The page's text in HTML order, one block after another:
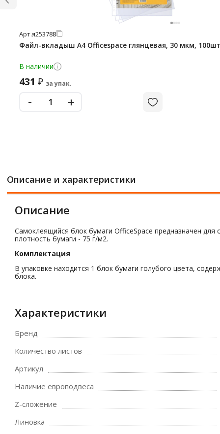
Арт.я253788
Файл-вкладыш А4 Officespace глянцевая, 30 мкм,
В наличии
431 ₽ за упак.
- +
Описание и характеристики
Описание
Самоклеящийся блок бумаги OfficeSpace предназначен
плотность бумаги - 75 г/м2.
Комплектация
В упаковке находится 1 блок бумаги голубого цвета,
блока.
Характеристики
Бренд
Количество листов
Артикул
Наличие европодвеса
Z-сложение
Линовка